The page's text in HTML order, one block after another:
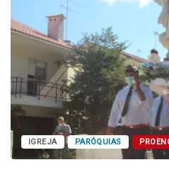
IGREJA PARÓQUIAS